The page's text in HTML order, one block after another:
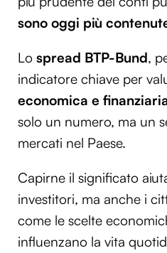
sono oggi più
Lo spread BTP-Bund,
indicatore chiave per
economica e
solo un numero, ma un
mercati nel Paese.
Capirne il significato
investitori, ma anche i
come le scelte
influenzano la vita